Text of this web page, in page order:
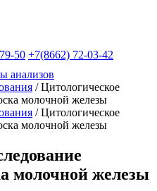
50 +7(8662) 72-03-42
анализов
/ Цитологическое
молочной железы
/ Цитологическое
молочной железы
молочной железы